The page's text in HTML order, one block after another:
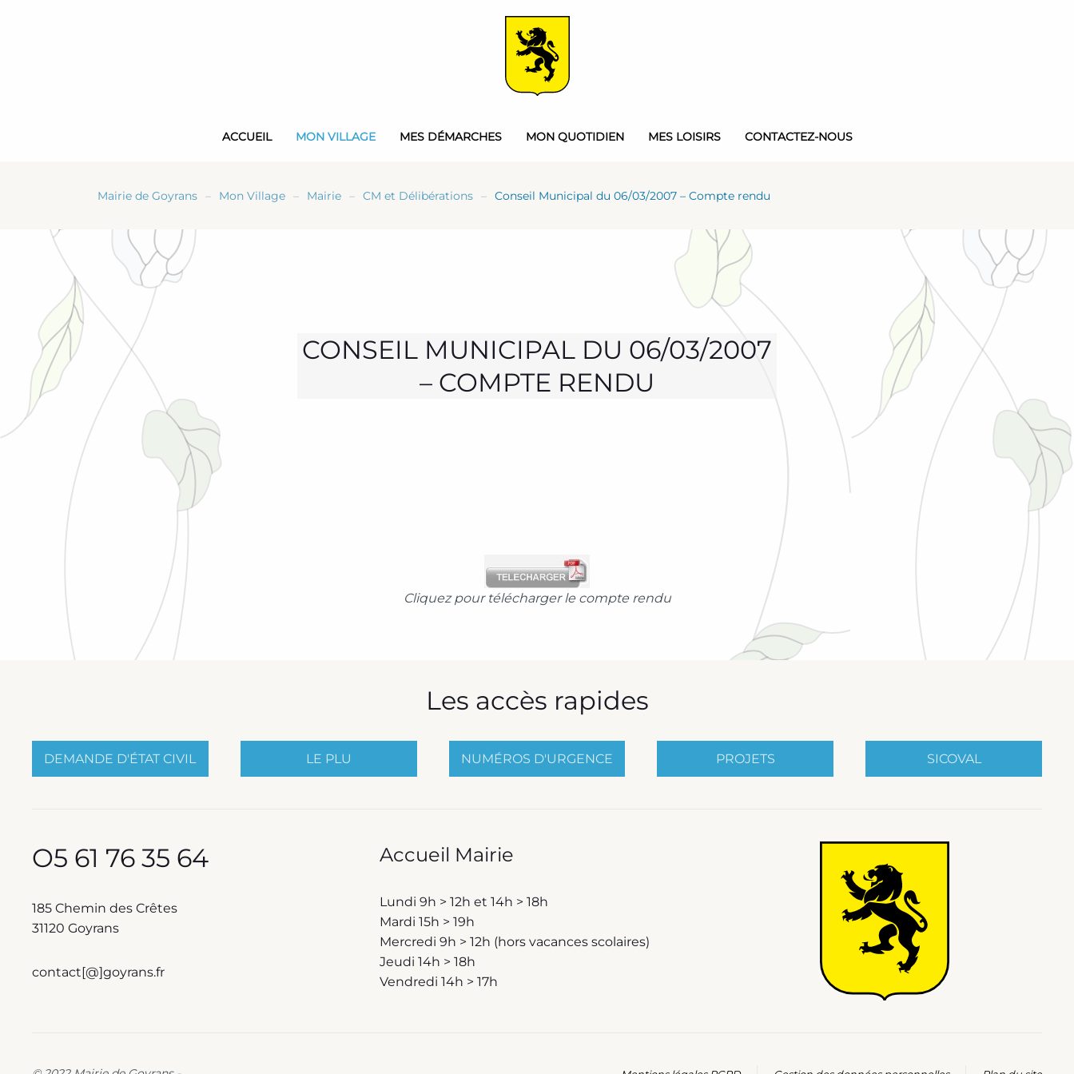
ACCUEIL MON VILLAGE MES DÉMARCHES MON QUOTIDIEN MES LOISIRS CONTACTEZ-NOUS
Mairie de Goyrans Mon Village Mairie CM et Délibérations Conseil Municipal du 06/03/2007 – Compte rendu
CONSEIL MUNICIPAL DU 06/03/2007
– COMPTE RENDU
Cliquez pour télécharger le compte rendu
Les accès rapides
DEMANDE D'ÉTAT CIVIL LE PLU NUMÉROS D'URGENCE PROJETS SICOVAL
O5 61 76 35 64
185 Chemin des Crêtes
31120 Goyrans
contact[@]goyrans.fr
Accueil Mairie
Lundi 9h > 12h et 14h > 18h
Mardi 15h > 19h
Mercredi 9h > 12h (hors vacances scolaires)
Jeudi 14h > 18h
Vendredi 14h > 17h